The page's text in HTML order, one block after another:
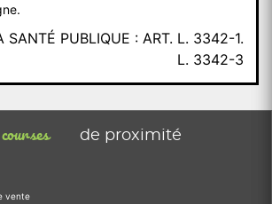
SANTÉ PUBLIQUE : ART. L. 3342-1.
L. 3342-3
de proximité
vente